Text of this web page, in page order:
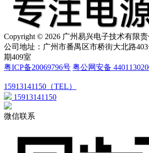
Copyright © 2026 广州易兴电子技术有限责
公司地址：广州市番禺区市桥街大北路
期409室
粤ICP备20069796号 粤公网安备
15913141150（TEL）
15913141150
微信联系